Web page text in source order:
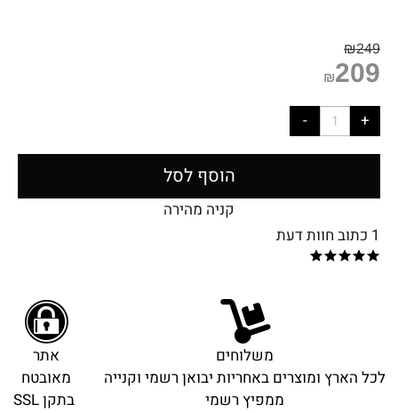
₪249
₪209
הוסף לסל
קניה מהירה
1 כתוב חוות דעת
משלוחים
לכל הארץ ומוצרים באחריות יבואן רשמי וקנייה
ממפיץ רשמי
אתר
מאובטח
בתקן SSL